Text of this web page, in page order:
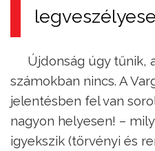
Újdonság úgy tűnik,
számokban nincs. A
jelentésben fel van
nagyon helyesen! –
igyekszik (törvényi és